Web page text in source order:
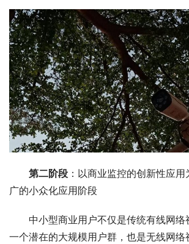
第二阶段 ：以商业监控的创新性应
广的小众化应用阶段
中小型商业用户不仅是传统有线网络
一个潜在的大规模用户群，也是无线网络